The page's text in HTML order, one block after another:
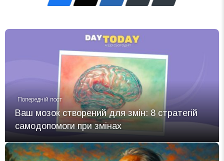
Попередній пост
Ваш мозок створений для змін: 8 стратегій
самодопомоги при змінах